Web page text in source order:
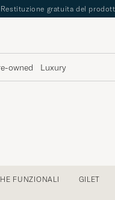
Restituzione gratuita del
owned Luxury
FUNZIONALI GILET